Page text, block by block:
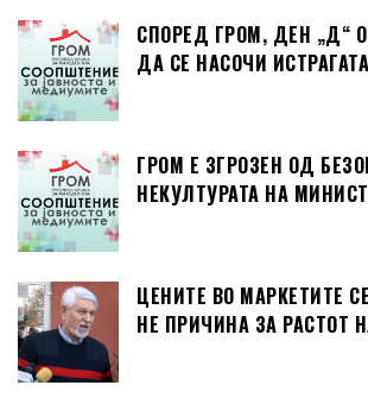
СПОРЕД ГРОМ, ДЕН „Д“
ДА СЕ НАСОЧИ
ГРОМ Е ЗГРОЗЕН ОД
НЕКУЛТУРАТА НА
ЦЕНИТЕ ВО МАРКЕТИТЕ
НЕ ПРИЧИНА ЗА РАСТОТ